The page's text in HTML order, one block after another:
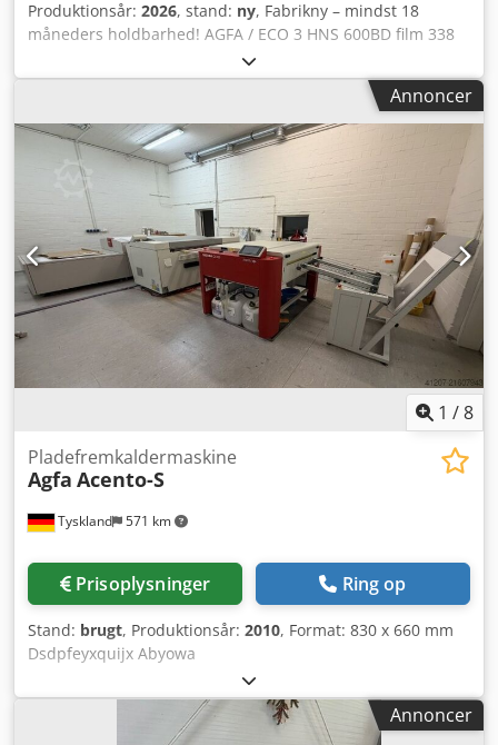
Produktionsår: 2026, stand: ny, Fabrikny – mindst 18
måneders holdbarhed! AGFA / ECO 3 HNS 600BD film 338
mm x 60 m 33,8 cm bredde, 60 m længde Specifikation:
600 BD Kode: 4LGNQ Passer til mange imagesettere – f.eks.
AccuSet og Avantra 25 / 30 med rødlys-laserdiode 650 –
670 nm Dodob Rlbfepfx Abyswa
Annoncer
1 /8
Tyskland 571 km
Pladefremkaldermaskine
Agfa Acento-S
Prisoplysninger Ring op
Stand: brugt, Produktionsår: 2010, Format: 830 x 660 mm
Dsdpfeyxquijx Abyowa
Annoncer